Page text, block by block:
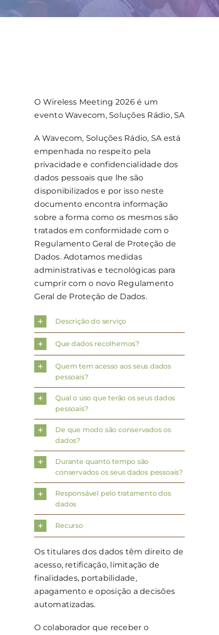
O Wireless Meeting 2026 é um
evento Wavecom, Soluções Rádio, SA
A Wavecom, Soluções Rádio, SA está
empenhada no respeito pela
privacidade e confidencialidade dos
dados pessoais que lhe são
disponibilizados e por isso neste
documento encontra informação
sobre a forma como os mesmos são
tratados em conformidade com o
Regulamento Geral de Proteção de
Dados. Adotamos medidas
administrativas e tecnológicas para
cumprir com o novo Regulamento
Geral de Proteção de Dados.
Descrição do serviço
Que dados recolhemos?
Quem tem acesso aos seus dados
pessoais?
Qual o uso que terão os seus dados
pessoais?
De que modo são conservados os
dados?
Durante quanto tempo são
conservados os seus dados pessoais?
Responsável pelo tratamento dos
dados
Recurso
Os titulares dos dados têm direito de
acesso, retificação, limitação de
finalidades, portabilidade,
apagamento e oposição a decisões
automatizadas.
O colaborador que receber o